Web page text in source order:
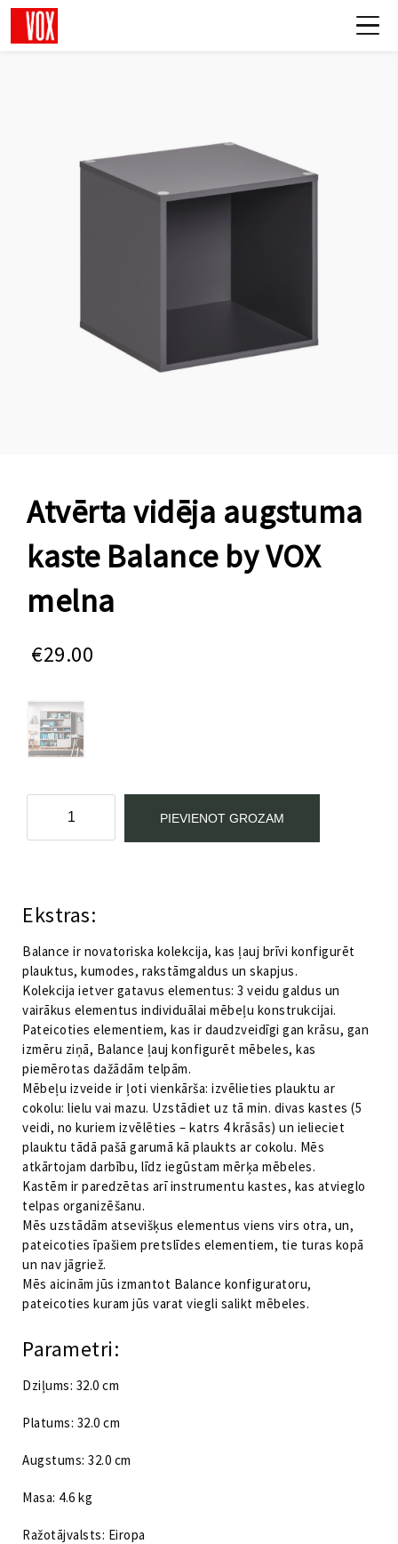
Atvērta vidēja augstuma
kaste Balance by VOX
melna
€29.00
augstuma
VOX
daudzums
PIEVIENOT GROZAM
Ekstras:
Balance ir novatoriska kolekcija, kas ļauj brīvi konfigurēt
plauktus, kumodes, rakstāmgaldus un skapjus.
Kolekcija ietver gatavus elementus: 3 veidu galdus un
vairākus elementus individuālai mēbeļu konstrukcijai.
Pateicoties elementiem, kas ir daudzveidīgi gan krāsu, gan
izmēru ziņā, Balance ļauj konfigurēt mēbeles, kas
piemērotas dažādām telpām.
Mēbeļu izveide ir ļoti vienkārša: izvēlieties plauktu ar
cokolu: lielu vai mazu. Uzstādiet uz tā min. divas kastes (5
veidi, no kuriem izvēlēties – katrs 4 krāsās) un ielieciet
plauktu tādā pašā garumā kā plaukts ar cokolu. Mēs
atkārtojam darbību, līdz iegūstam mērķa mēbeles.
Kastēm ir paredzētas arī instrumentu kastes, kas atvieglo
telpas organizēšanu.
Mēs uzstādām atsevišķus elementus viens virs otra, un,
pateicoties īpašiem pretslīdes elementiem, tie turas kopā
un nav jāgriež.
Mēs aicinām jūs izmantot Balance konfiguratoru,
pateicoties kuram jūs varat viegli salikt mēbeles.
Parametri:
Dziļums: 32.0 cm
Platums: 32.0 cm
Augstums: 32.0 cm
Masa: 4.6 kg
Ražotājvalsts: Eiropa